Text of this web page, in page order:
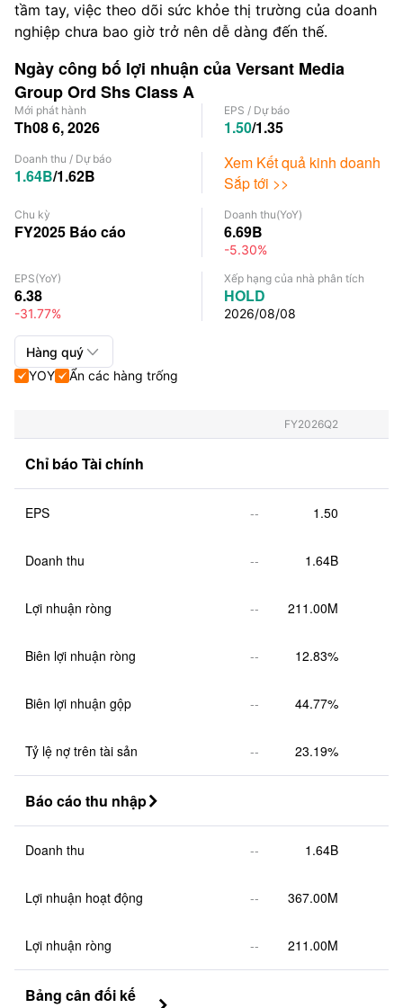
tầm tay, việc theo dõi sức khỏe thị trường của doanh
nghiệp chưa bao giờ trở nên dễ dàng đến thế.
Ngày công bố lợi nhuận của Versant Media
Group Ord Shs Class A
Mới phát hành
Th08 6, 2026
EPS / Dự báo
1.50/1.35
Doanh thu / Dự báo
1.64B/1.62B
Xem Kết quả kinh doanh
Sắp tới >>
Chu kỳ
FY2025 Báo cáo
Doanh thu(YoY)
6.69B
-5.30%
EPS(YoY)
6.38
-31.77%
Xếp hạng của nhà phân tích
HOLD
2026/08/08
Hàng quý 
YOYẨn các hàng trống
FY2026Q2
Chỉ báo Tài chính
EPS -- 1.50
Doanh thu -- 1.64B
Lợi nhuận ròng -- 211.00M
Biên lợi nhuận ròng -- 12.83%
Biên lợi nhuận gộp -- 44.77%
Tỷ lệ nợ trên tài sản -- 23.19%
Báo cáo thu nhập 
Doanh thu -- 1.64B
Lợi nhuận hoạt động -- 367.00M
Lợi nhuận ròng -- 211.00M
Bảng cân đối kế
